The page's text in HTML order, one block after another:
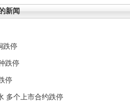
新闻
跌停
跌停
停
多个上市合约跌停